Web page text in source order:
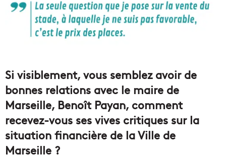
Si visiblement, vous semblez avoir de
bonnes relations avec le maire de
Marseille, Benoît Payan, comment
recevez-vous ses vives critiques sur la
situation financière de la Ville de
Marseille ?